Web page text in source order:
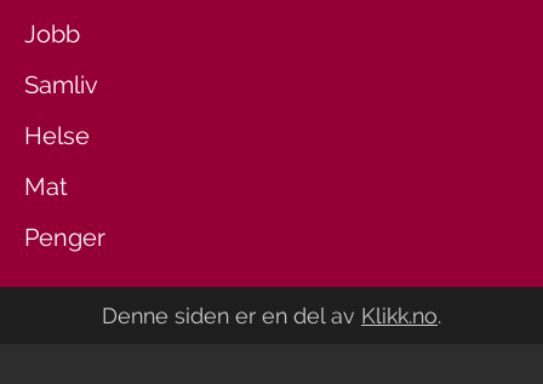
Jobb
Samliv
Helse
Mat
Penger
Denne siden er en del av Klikk.no.